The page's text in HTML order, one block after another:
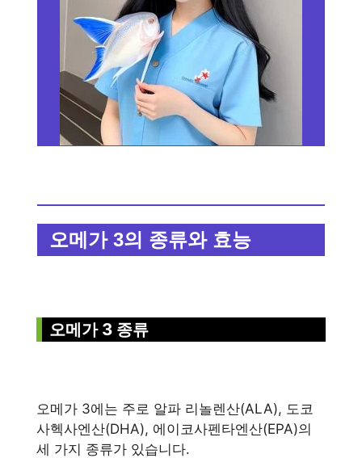
오메가 3의 종류와 효능
오메가 3 종류
오메가 3에는 주로 알파 리놀렌산(ALA), 도코
사헥사엔산(DHA), 에이코사펜타엔산(EPA)의
세 가지 종류가 있습니다.